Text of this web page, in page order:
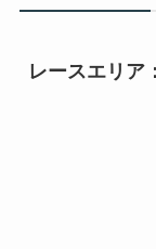
レースエリア